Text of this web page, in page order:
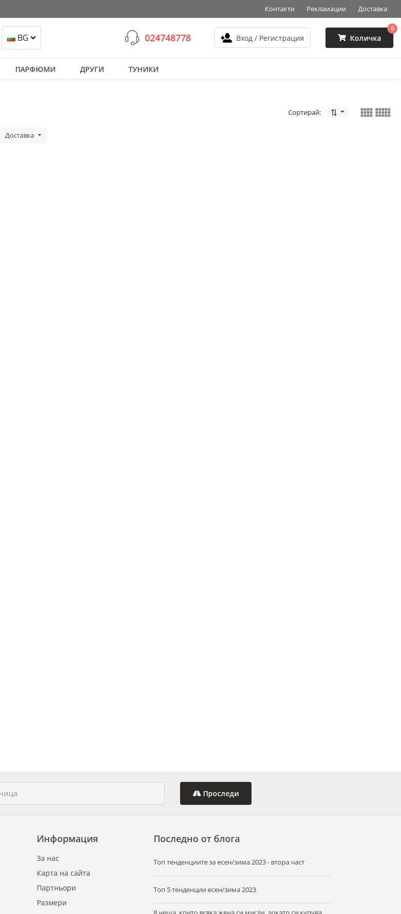
Контакти Рекламации Доставка
BG 024748778 Вход / Регистрация Количка
0
ПАРФЮМИ ДРУГИ ТУНИКИ
Сортирай:
Доставка
Проследи
Информация
За нас
Карта на сайта
Партньори
Размери
Последно от блога
Tоп тенденциите за есен/зима 2023 - втора част
Топ 5 тенденции есен/зима 2023